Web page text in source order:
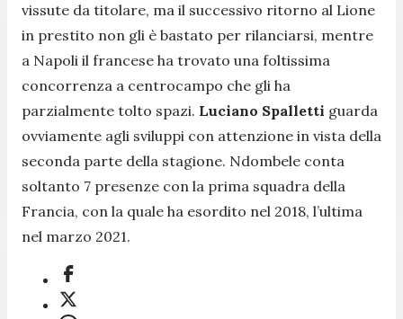
vissute da titolare, ma il successivo ritorno al Lione
in prestito non gli è bastato per rilanciarsi, mentre
a Napoli il francese ha trovato una foltissima
concorrenza a centrocampo che gli ha
parzialmente tolto spazi. Luciano Spalletti guarda
ovviamente agli sviluppi con attenzione in vista della
seconda parte della stagione. Ndombele conta
soltanto 7 presenze con la prima squadra della
Francia, con la quale ha esordito nel 2018, l’ultima
nel marzo 2021.